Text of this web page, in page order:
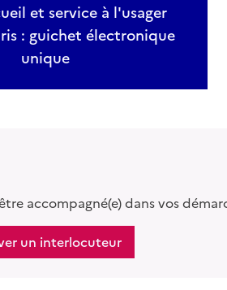
et service à l'usager
: guichet électronique
unique
accompagné(e) dans vos
un interlocuteur